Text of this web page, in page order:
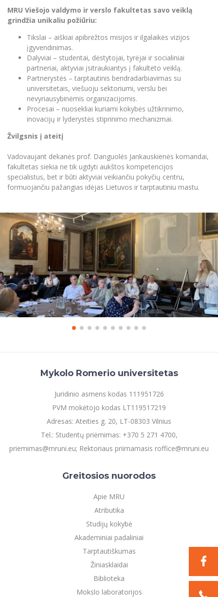
Bendruomenės gerovė
MRU norminių teisės aktų duomenų bazė
Intranetas
eDVS
Microsoft Office 365
MRU mobilios programėlės
Pagalbos sistema
Profesinė sąjunga
Kontaktų paieška
MRU Viešojo valdymo ir verslo fakultetas savo veiklą
grindžia unikaliu požiūriu:
Tikslai – aiškiai apibrėžtos misijos ir ilgalaikės vizijos
įgyvendinimas.
Dalyviai – studentai, dėstytojai, tyrėjai ir socialiniai
partneriai, aktyviai įsitraukiantys į fakulteto veiklą.
Partnerystės – tarptautinis bendradarbiavimas su
universitetais, viešuoju sektoriumi, verslu bei
nevyriausybinėmis organizacijomis.
Procesai – nuosekliai kuriami kokybės užtikrinimo,
inovacijų ir lyderystės stiprinimo mechanizmai.
Žvilgsnis į ateitį
Vadovaujant dekanės prof. Danguolės Jankauskienės komandai,
fakultetas siekia ne tik ugdyti aukštos kompetencijos
specialistus, bet ir būti aktyviai veikiančiu pokyčių centru,
formuojančiu pažangias idėjas Lietuvos ir tarptautiniu mastu.
Mykolo Romerio universitetas
Juridinio asmens kodas 111951726
PVM mokėtojo kodas LT119517219
Adresas: Ateities g. 20, LT-08303 Vilnius
Tel.: Studentų priėmimas: +370 5 271 4700,
priemimas@mruni.eu; Rektoriaus priimamasis roffice@mruni.eu
Greitosios nuorodos
Apie MRU
Atributika
Studijų kokybė
Akademiniai padaliniai
Tarptautiškumas
Žiniasklaidai
Biblioteka
Mokslo laboratorijos